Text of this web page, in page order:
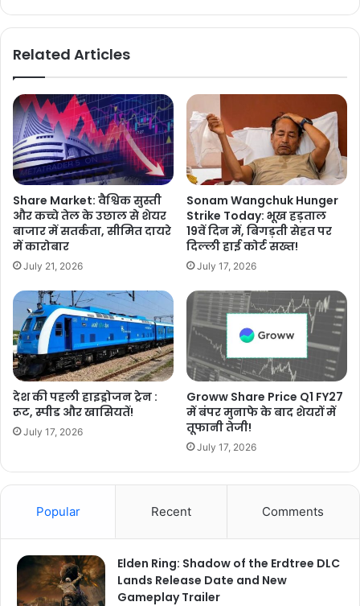
Related Articles
Share Market: वैश्विक सुस्ती
और कच्चे तेल के उछाल से शेयर
बाजार में सतर्कता, सीमित दायरे
में कारोबार
July 21, 2026
Sonam Wangchuk Hunger
Strike Today: भूख हड़ताल
19वें दिन में, बिगड़ती सेहत पर
दिल्ली हाई कोर्ट सख्त!
July 17, 2026
देश की पहली हाइड्रोजन ट्रेन :
रूट, स्पीड और खासियतें!
July 17, 2026
Groww Share Price Q1 FY27
में बंपर मुनाफे के बाद शेयरों में
तूफानी तेजी!
July 17, 2026
Popular Recent Comments
Elden Ring: Shadow of the Erdtree DLC
Lands Release Date and New
Gameplay Trailer